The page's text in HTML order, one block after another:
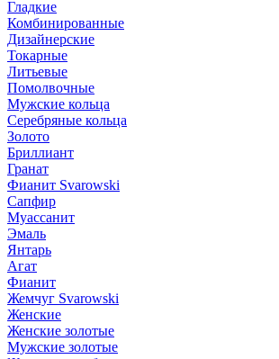
Гладкие
Комбинированные
Дизайнерские
Токарные
Литьевые
Помолвочные
Мужские кольца
Серебряные кольца
Золото
Бриллиант
Гранат
Фианит Svarowski
Сапфир
Муассанит
Эмаль
Янтарь
Агат
Фианит
Жемчуг Svarowski
Женские
Женские золотые
Мужские золотые